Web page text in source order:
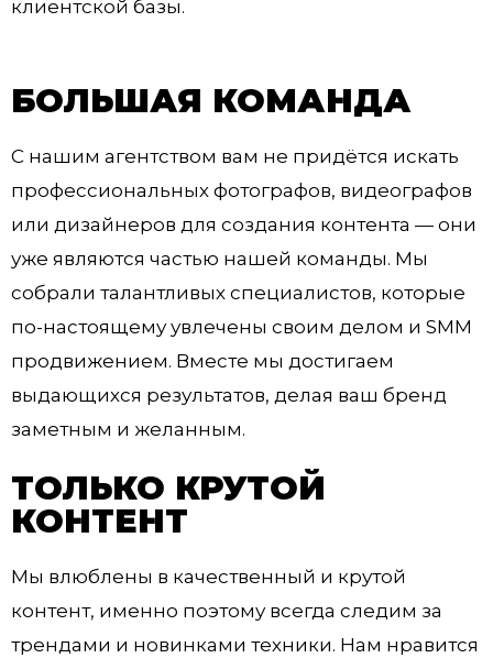
клиентской базы.
БОЛЬШАЯ КОМАНДА
С нашим агентством вам не придётся искать
профессиональных фотографов, видеографов
или дизайнеров для создания контента — они
уже являются частью нашей команды. Мы
собрали талантливых специалистов, которые
по-настоящему увлечены своим делом и SMM
продвижением. Вместе мы достигаем
выдающихся результатов, делая ваш бренд
заметным и желанным.
ТОЛЬКО КРУТОЙ
КОНТЕНТ
Мы влюблены в качественный и крутой
контент, именно поэтому всегда следим за
трендами и новинками техники. Нам нравится